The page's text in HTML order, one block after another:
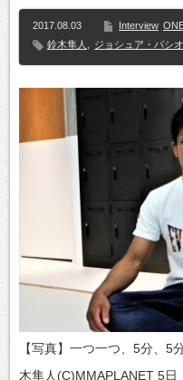
2017.08.03 Interview
鈴木隼人
ジョシュア・パシオ
【写真】一つ一つ、5分、5
木隼人(C)MMAPLANET 5